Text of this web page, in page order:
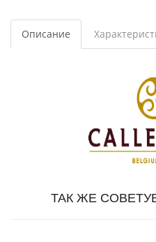
Описание
ТАК ЖЕ